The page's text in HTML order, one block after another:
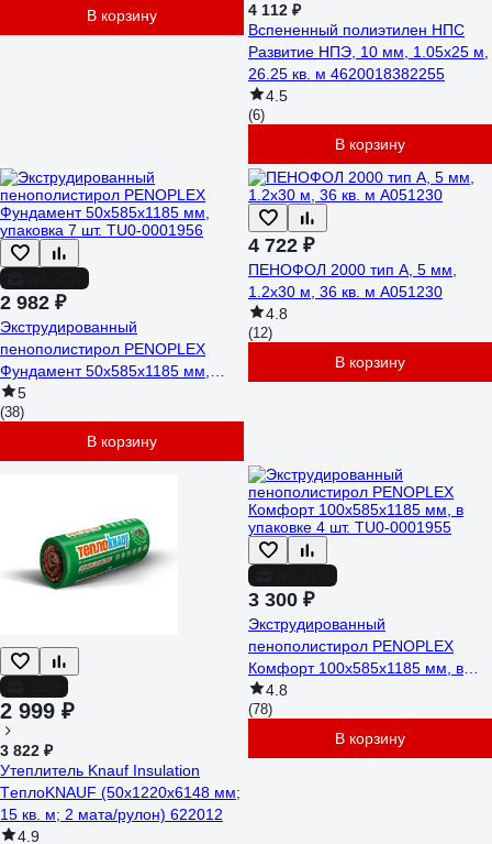
В корзину
4 112 ₽
Вспененный полиэтилен НПС
Развитие НПЭ, 10 мм, 1.05x25 м,
26.25 кв. м 4620018382255
4.5
(6)
В корзину
2 982 ₽
Экструдированный
пенополистирол PENOPLEX
Фундамент 50x585x1185 мм,
упаковка 7 шт. TU0-0001956
5
(38)
В корзину
4 722 ₽
ПЕНОФОЛ 2000 тип А, 5 мм,
1.2х30 м, 36 кв. м А051230
4.8
(12)
В корзину
2 999 ₽
3 822 ₽
Утеплитель Knauf Insulation
TеплоKNAUF (50x1220x6148 мм;
15 кв. м; 2 мата/рулон) 622012
4.9
3 300 ₽
Экструдированный
пенополистирол PENOPLEX
Комфорт 100x585x1185 мм, в
упаковке 4 шт. TU0-0001955
4.8
(78)
В корзину